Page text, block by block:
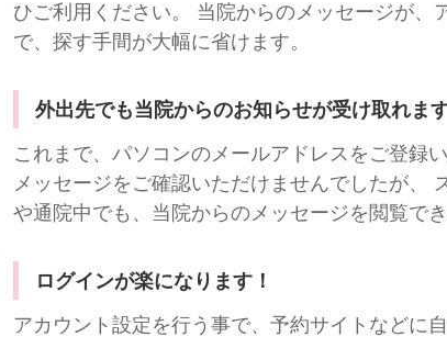
ひご利用ください。 当院からのメッセージが
で、探す手間が大幅に省けます。
外出先でも当院からのお知らせが受け取れます
これまで、パソコンのメールアドレスをご登録
メッセージをご確認いただけませんでしたが、
や通院中でも、当院からのメッセージを閲覧で
ログインが楽になります！
アカウント設定を行う事で、予約サイトなどに